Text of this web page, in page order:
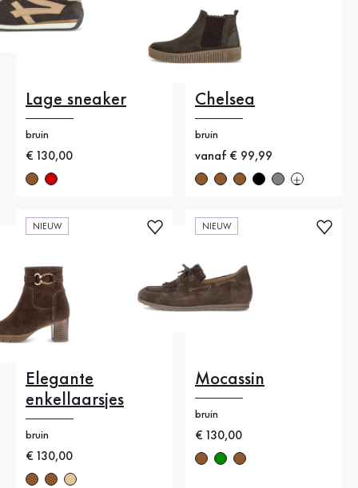
Lage sneaker
bruin
Nieuwe prijs
€ 130,00
Chelsea
bruin
Nieuwe prijs
vanaf € 99,99
NIEUW
Elegante
enkellaarsjes
bruin
Nieuwe prijs
€ 130,00
NIEUW
Mocassin
bruin
Nieuwe prijs
€ 130,00